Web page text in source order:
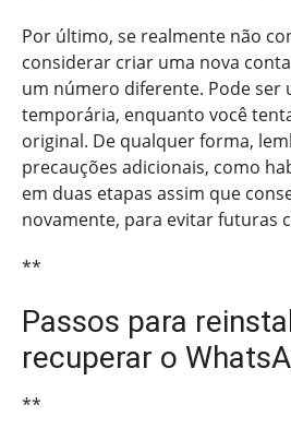
Por último, se realmente não
considerar criar uma nova
um número diferente. Pode ser
temporária, enquanto você
original. De qualquer forma,
precauções adicionais, como
em duas etapas assim que
novamente, para evitar futuras
**
Passos para
recuperar o
**